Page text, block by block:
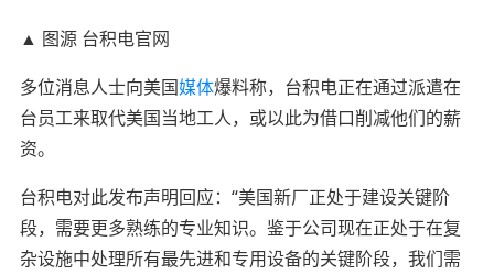
▲ 图源 台积电官网
多位消息人士向美国媒体爆料称，台积电正在通过派遣在
台员工来取代美国当地工人，或以此为借口削减他们的薪
资。
台积电对此发布声明回应：“美国新厂正处于建设关键阶
段，需要更多熟练的专业知识。鉴于公司现在正处于在复
杂设施中处理所有最先进和专用设备的关键阶段，我们需